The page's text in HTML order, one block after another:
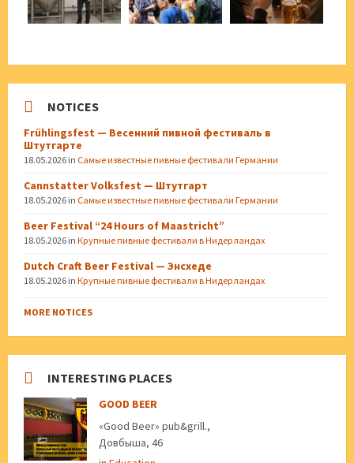
NOTICES
Frühlingsfest — Весенний пивной фестиваль в
Штутгарте
18.05.2026 in Самые известные пивные фестивали Германии
Cannstatter Volksfest — Штутгарт
18.05.2026 in Самые известные пивные фестивали Германии
Beer Festival “24 Hours of Maastricht”
18.05.2026 in Крупные пивные фестивали в Нидерландах
Dutch Craft Beer Festival — Энсхеде
18.05.2026 in Крупные пивные фестивали в Нидерландах
MORE NOTICES
INTERESTING PLACES
GOOD BEER
«Good Beer» pub&grill.,
Довбыша, 46